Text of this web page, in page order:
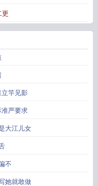
巧枝：也许你不信，我被人敬
梦……#在男人为王称霸的领域，
文，剧情流。2、作为文娱作
没有任何说不好的意思。3、关于
吸引优秀异性追逐，她会选择一
的追求，直到完结（包括番外）
的，满天下种田顺便科举的，当
！》《城市大脑穿越古代》《星
》《位面农家乐上交后》《上交
女钳工图片
更
竿见影
准严要求
大江儿女
不
她就敢做